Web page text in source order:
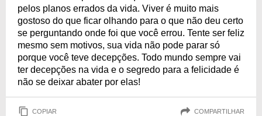
pelos planos errados da vida. Viver é muito mais
gostoso do que ficar olhando para o que não deu certo
se perguntando onde foi que você errou. Tente ser feliz
mesmo sem motivos, sua vida não pode parar só
porque você teve decepções. Todo mundo sempre vai
ter decepções na vida e o segredo para a felicidade é
não se deixar abater por elas!
COPIAR COMPARTILHAR